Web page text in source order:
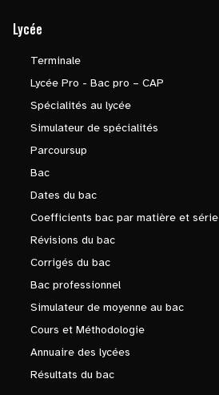
Lycée
Terminale
Lycée Pro - Bac pro – CAP
Spécialités au lycée
Simulateur de spécialités
Parcoursup
Bac
Dates du bac
Coefficients bac par matière et série
Révisions du bac
Corrigés du bac
Bac professionnel
Simulateur de moyenne au bac
Cours et Méthodologie
Annuaire des lycées
Résultats du bac